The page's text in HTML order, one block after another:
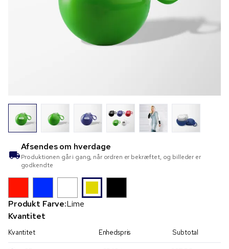
Afsendes om hverdage
Produktionen går i gang, når ordren er bekræftet, og billeder er
godkendte
Produkt Farve:Lime
Kvantitet
Kvantitet Enhedspris Subtotal